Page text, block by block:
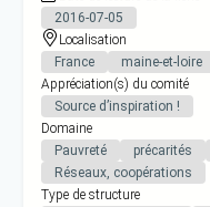
2016-07-05
Localisation
France
maine-et-loire
Appréciation(s) du comité
Source d’inspiration !
Domaine
Pauvreté
précarités
Réseaux, coopérations
Type de structure